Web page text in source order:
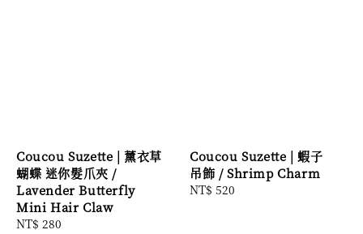
Coucou Suzette | 薰衣草
蝴蝶 迷你髮爪夾 /
Lavender Butterfly
Mini Hair Claw
Regular
NT$ 280
Coucou Suzette | 蝦子
吊飾 / Shrimp Charm
Regular
NT$ 520